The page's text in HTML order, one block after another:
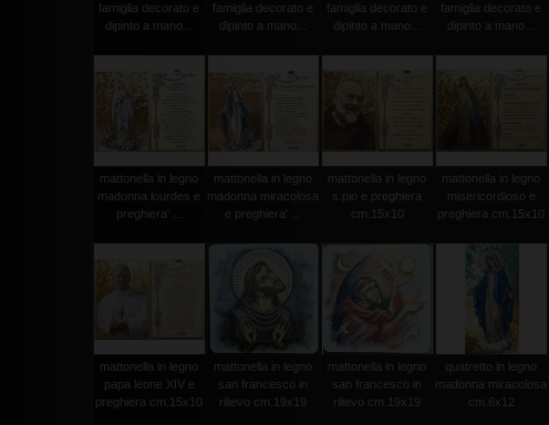
famiglia decorato e
dipinto a mano...
famiglia decorato e
dipinto a mano...
famiglia decorato e
dipinto a mano...
famiglia decorato e
dipinto a mano...
mattonella in legno
madonna lourdes e
preghiera' ...
mattonella in legno
madonna miracolosa
e preghiera' ...
mattonella in legno
s.pio e preghiera
cm.15x10
mattonella in legno
misericordioso e
preghiera cm.15x10
mattonella in legno
papa leone XIV e
preghiera cm.15x10
mattonella in legno
san francesco in
rilievo cm.19x19
mattonella in legno
san francesco in
rilievo cm.19x19
quatretto in legno
madonna miracolosa
cm.6x12